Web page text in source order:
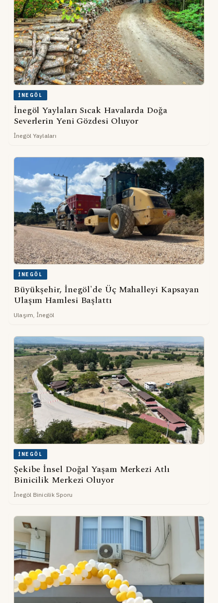
İNEGÖL
İnegöl Yaylaları Sıcak Havalarda Doğa
Severlerin Yeni Gözdesi Oluyor
İnegöl Yaylaları
İNEGÖL
Büyükşehir, İnegöl'de Üç Mahalleyi Kapsayan
Ulaşım Hamlesi Başlattı
Ulaşım, İnegöl
İNEGÖL
Şekibe İnsel Doğal Yaşam Merkezi Atlı
Binicilik Merkezi Oluyor
İnegöl Binicilik Sporu